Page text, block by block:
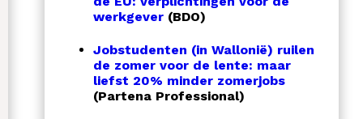
werkgever (BDO)
Jobstudenten (in Wallonië) ruilen
de zomer voor de lente: maar
liefst 20% minder zomerjobs
(Partena Professional)